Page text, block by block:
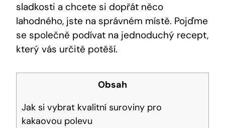
sladkosti a chcete si dopřát něco
lahodného, jste na správném místě. Pojďme
se společně podívat na jednoduchý recept,
který vás určitě potěší.
Obsah
Jak si vybrat kvalitní suroviny pro
kakaovou polevu